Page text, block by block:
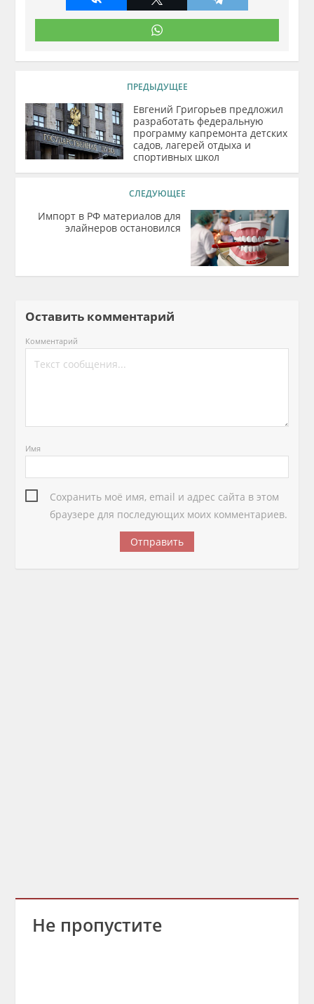
ПРЕДЫДУЩЕЕ
Евгений Григорьев предложил
разработать федеральную
программу капремонта детских
садов, лагерей отдыха и
спортивных школ
СЛЕДУЮЩЕЕ
Импорт в РФ материалов для
элайнеров остановился
Оставить комментарий
Комментарий
Имя
Сохранить моё имя, email и адрес сайта в этом
браузере для последующих моих комментариев.
Не пропустите